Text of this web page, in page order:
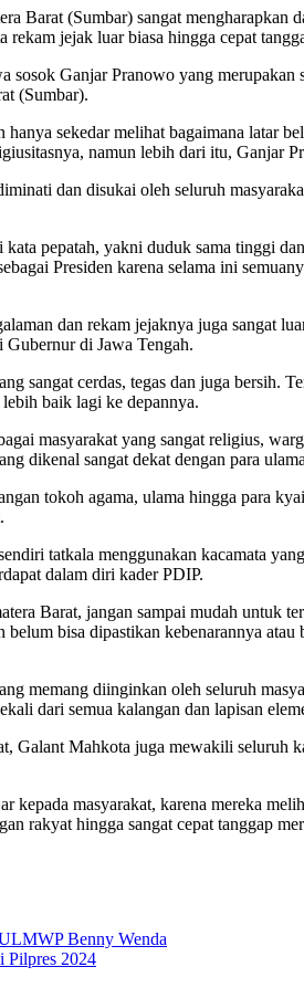
Barat (Sumbar) sangat
rekam jejak luar biasa hingga cepat
Ganjar Pranowo yang
(Sumbar).
hanya sekedar melihat bagaimana
namun lebih dari itu, Ganjar
dan disukai oleh seluruh
pepatah, yakni duduk sama tinggi
Presiden karena selama ini
dan rekam jejaknya juga sangat
di Jawa Tengah.
sangat cerdas, tegas dan juga
baik lagi ke depannya.
masyarakat yang sangat religius,
dikenal sangat dekat dengan para
tokoh agama, ulama hingga para
tatkala menggunakan kacamata
dalam diri kader PDIP.
Barat, jangan sampai mudah untuk
bisa dipastikan kebenarannya
memang diinginkan oleh seluruh
dari semua kalangan dan lapisan
Mahkota juga mewakili seluruh
masyarakat, karena mereka
rakyat hingga sangat cepat tanggap
Benny Wenda
Pilpres 2024